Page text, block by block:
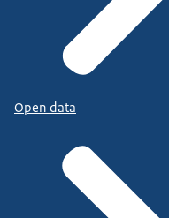
Open data